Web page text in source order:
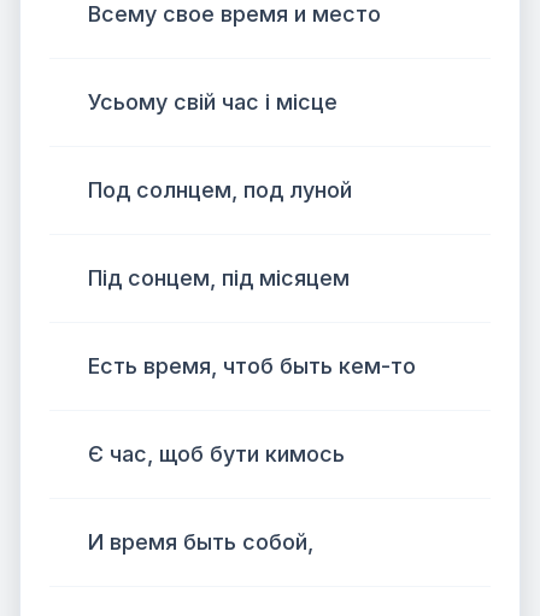
Всему свое время и место
Усьому свій час і місце
Под солнцем, под луной
Під сонцем, під місяцем
Есть время, чтоб быть кем-то
Є час, щоб бути кимось
И время быть собой,